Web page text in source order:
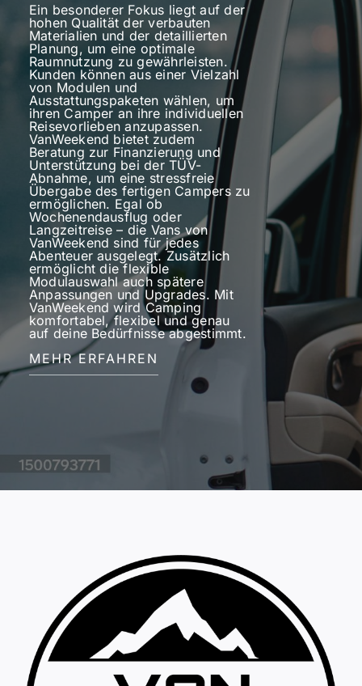
Ein besonderer Fokus liegt auf der
hohen Qualität der verbauten
Materialien und der detaillierten
Planung, um eine optimale
Raumnutzung zu gewährleisten.
Kunden können aus einer Vielzahl
von Modulen und
Ausstattungspaketen wählen, um
ihren Camper an ihre individuellen
Reisevorlieben anzupassen.
VanWeekend bietet zudem
Beratung zur Finanzierung und
Unterstützung bei der TÜV-
Abnahme, um eine stressfreie
Übergabe des fertigen Campers zu
ermöglichen. Egal ob
Wochenendausflug oder
Langzeitreise – die Vans von
VanWeekend sind für jedes
Abenteuer ausgelegt. Zusätzlich
ermöglicht die flexible
Modulauswahl auch spätere
Anpassungen und Upgrades. Mit
VanWeekend wird Camping
komfortabel, flexibel und genau
auf deine Bedürfnisse abgestimmt.
MEHR ERFAHREN